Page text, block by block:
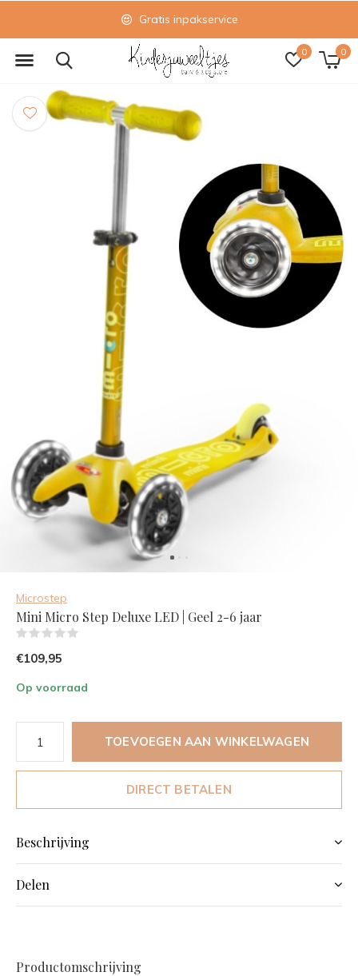
0 0
Gratis inpakservice
Microstep
Mini Micro Step Deluxe LED | Geel 2-6 jaar
€109,95
Op voorraad
TOEVOEGEN AAN WINKELWAGEN
DIRECT BETALEN
Beschrijving
Delen
Productomschrijving